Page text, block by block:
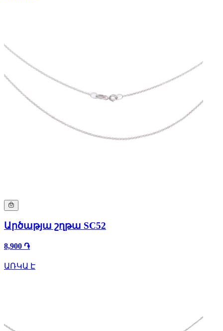
Արծաթյա շղթա SC52
8,900 ֏
ԱՌԿԱ Է